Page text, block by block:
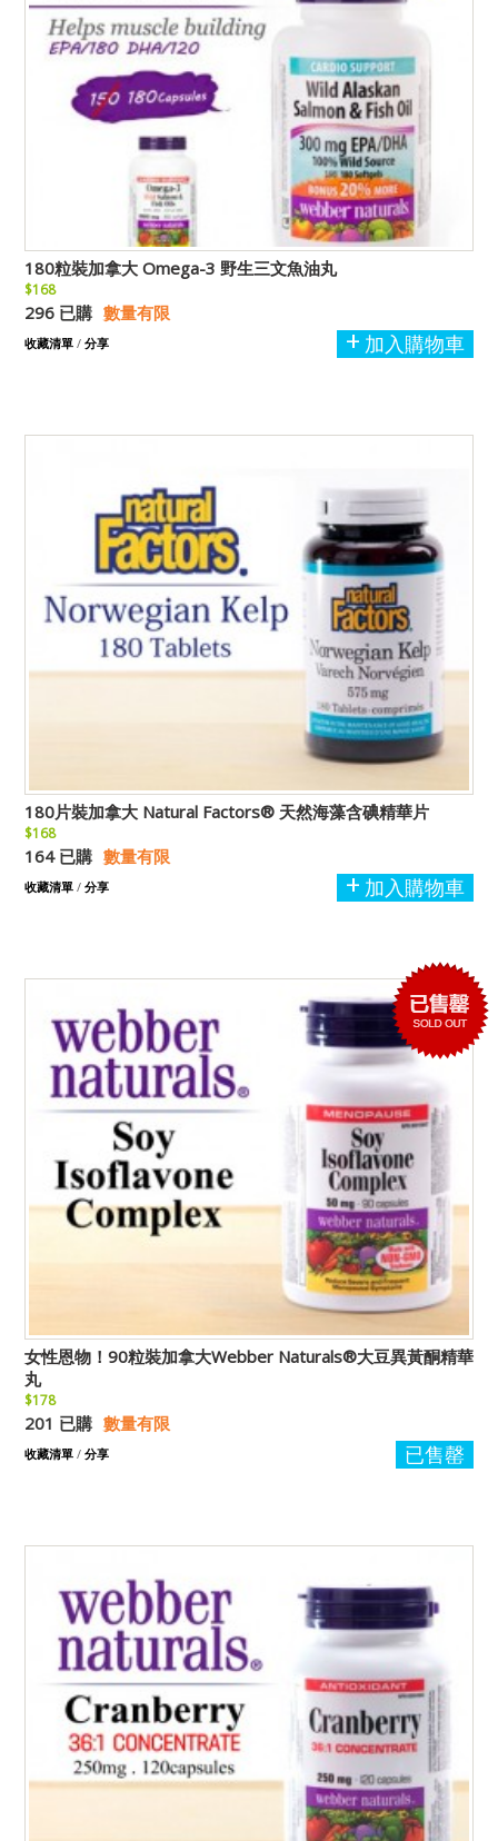
180粒裝加拿大 Omega-3 野生三文魚油丸
$168
296 已購 數量有限
加入購物車
收藏清單 / 分享
180片裝加拿大 Natural Factors® 天然海藻含碘精華片
$168
164 已購 數量有限
加入購物車
收藏清單 / 分享
女性恩物！90粒裝加拿大Webber Naturals®大豆異黃酮精華
丸
$178
201 已購 數量有限
已售罄
收藏清單 / 分享